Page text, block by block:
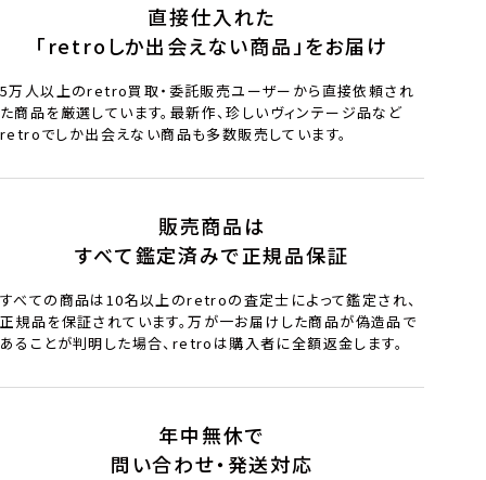
直接仕入れた
「retroしか出会えない商品」をお届け
5万人以上のretro買取・委託販売ユーザーから直接依頼され
た商品を厳選しています。最新作、珍しいヴィンテージ品など
retroでしか出会えない商品も多数販売しています。
販売商品は
すべて鑑定済みで正規品保証
すべての商品は10名以上のretroの査定士によって鑑定され、
正規品を保証されています。万が一お届けした商品が偽造品で
あることが判明した場合、retroは購入者に全額返金します。
年中無休で
問い合わせ・発送対応